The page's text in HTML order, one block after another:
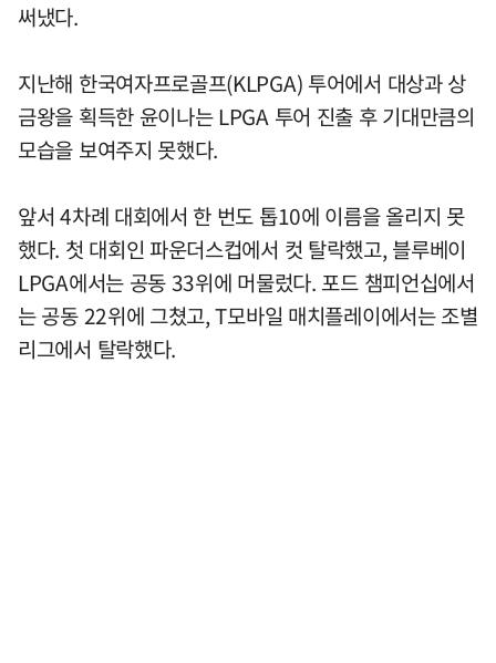
써냈다.
지난해 한국여자프로골프(KLPGA) 투어에서 대상과 상
금왕을 획득한 윤이나는 LPGA 투어 진출 후 기대만큼의
모습을 보여주지 못했다.
앞서 4차례 대회에서 한 번도 톱10에 이름을 올리지 못
했다. 첫 대회인 파운더스컵에서 컷 탈락했고, 블루베이
LPGA에서는 공동 33위에 머물렀다. 포드 챔피언십에서
는 공동 22위에 그쳤고, T모바일 매치플레이에서는 조별
리그에서 탈락했다.